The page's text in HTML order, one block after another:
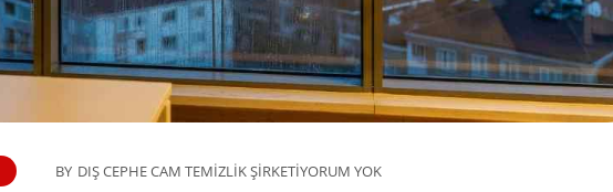
BY DIŞ CEPHE CAM TEMIZLIK ŞIRKETIYORUM YOK